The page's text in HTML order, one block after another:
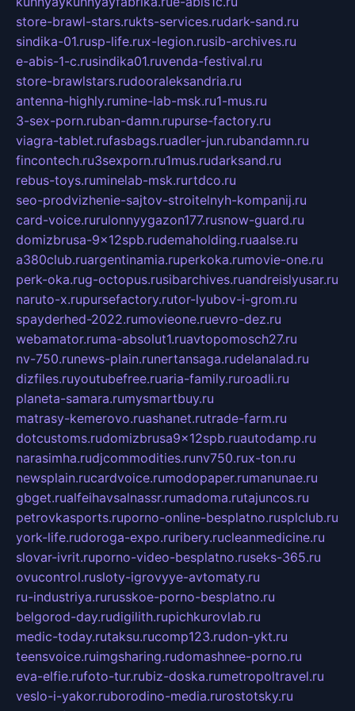
store-brawl-stars.rukts-services.rudark-sand.ru
sindika-01.rusp-life.rux-legion.rusib-archives.ru
e-abis-1-c.rusindika01.ruvenda-festival.ru
store-brawlstars.rudooraleksandria.ru
antenna-highly.rumine-lab-msk.ru1-mus.ru
3-sex-porn.ruban-damn.rupurse-factory.ru
viagra-tablet.rufasbags.ruadler-jun.rubandamn.ru
fincontech.ru3sexporn.ru1mus.rudarksand.ru
rebus-toys.ruminelab-msk.rurtdco.ru
seo-prodvizhenie-sajtov-stroitelnyh-kompanij.ru
card-voice.rurulonnyygazon177.rusnow-guard.ru
domizbrusa-9x12spb.rudemaholding.ruaalse.ru
a380club.ruargentinamia.ruperkoka.rumovie-one.ru
perk-oka.rug-octopus.rusibarchives.ruandreislyusar.ru
naruto-x.rupursefactory.rutor-lyubov-i-grom.ru
spayderhed-2022.rumovieone.ruevro-dez.ru
webamator.ruma-absolut1.ruavtopomosch27.ru
nv-750.runews-plain.runertansaga.rudelanalad.ru
dizfiles.ruyoutubefree.ruaria-family.ruroadli.ru
planeta-samara.rumysmartbuy.ru
matrasy-kemerovo.ruashanet.rutrade-farm.ru
dotcustoms.rudomizbrusa9x12spb.ruautodamp.ru
narasimha.rudjcommodities.runv750.rux-ton.ru
newsplain.rucardvoice.rumodopaper.rumanunae.ru
gbget.rualfeihavsalnassr.rumadoma.rutajuncos.ru
petrovkasports.ruporno-online-besplatno.rusplclub.ru
york-life.rudoroga-expo.ruribery.rucleanmedicine.ru
slovar-ivrit.ruporno-video-besplatno.ruseks-365.ru
ovucontrol.rusloty-igrovyye-avtomaty.ru
ru-industriya.rurusskoe-porno-besplatno.ru
belgorod-day.rudigilith.rupichkurovlab.ru
medic-today.rutaksu.rucomp123.rudon-ykt.ru
teensvoice.ruimgsharing.rudomashnee-porno.ru
eva-elfie.rufoto-tur.rubiz-doska.rumetropoltravel.ru
veslo-i-yakor.ruborodino-media.rurostotsky.ru